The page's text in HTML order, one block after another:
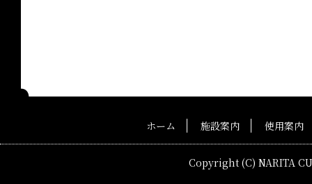
ホーム 施設案内 使用案内
Copyright (C) NARITA